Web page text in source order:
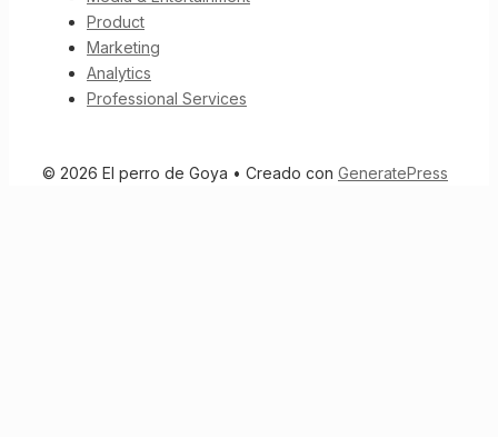
Product
Marketing
Analytics
Professional Services
© 2026 El perro de Goya • Creado con GeneratePress